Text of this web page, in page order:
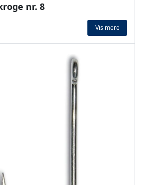
nr. 8
Vis mere